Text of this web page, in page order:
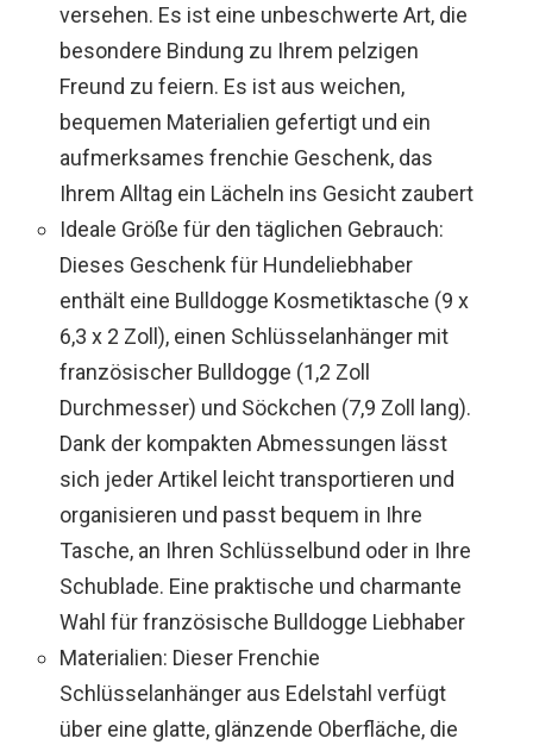
versehen. Es ist eine unbeschwerte Art, die
besondere Bindung zu Ihrem pelzigen
Freund zu feiern. Es ist aus weichen,
bequemen Materialien gefertigt und ein
aufmerksames frenchie Geschenk, das
Ihrem Alltag ein Lächeln ins Gesicht zaubert
Ideale Größe für den täglichen Gebrauch:
Dieses Geschenk für Hundeliebhaber
enthält eine Bulldogge Kosmetiktasche (9 x
6,3 x 2 Zoll), einen Schlüsselanhänger mit
französischer Bulldogge (1,2 Zoll
Durchmesser) und Söckchen (7,9 Zoll lang).
Dank der kompakten Abmessungen lässt
sich jeder Artikel leicht transportieren und
organisieren und passt bequem in Ihre
Tasche, an Ihren Schlüsselbund oder in Ihre
Schublade. Eine praktische und charmante
Wahl für französische Bulldogge Liebhaber
Materialien: Dieser Frenchie
Schlüsselanhänger aus Edelstahl verfügt
über eine glatte, glänzende Oberfläche, die